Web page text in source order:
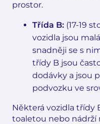
prostor.
Třída B: (17-19
vozidla jsou
snadněji se s
třídy B jsou
dodávky a jsou
podvozku ve
Některá vozidla třídy
toaletou nebo nádrží